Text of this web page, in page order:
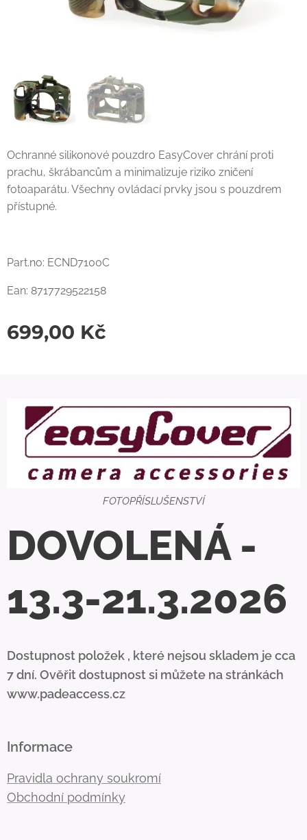
Ochranné silikonové pouzdro EasyCover chrání proti
prachu, škrábancům a minimalizuje riziko zničení
fotoaparátu. Všechny ovládací prvky jsou s pouzdrem
přístupné.
Part.no: ECND7100C
Ean: 8717729522158
699,00 Kč
FOTOPŘÍSLUŠENSTVÍ
DOVOLENÁ -
13.3-21.3.2026
Dostupnost položek , které nejsou skladem je cca
7 dní. Ověřit dostupnost si můžete na stránkách
www.padeaccess.cz
Informace
Pravidla ochrany soukromí
Obchodní podmínky